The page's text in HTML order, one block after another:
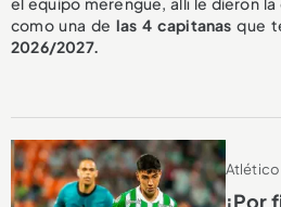
como una de las 4 capitanasque
2026/2027.
Atlético
¡Por